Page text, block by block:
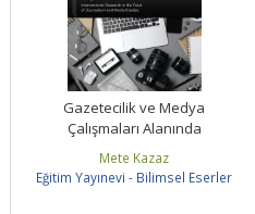
Gazetecilik ve Medya
Çalışmaları Alanında
Uluslararası Araştırmalar-VI
Mete Kazaz
Eğitim Yayınevi - Bilimsel Eserler